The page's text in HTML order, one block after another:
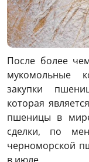
После более
мукомольные
закупки
которая
пшеницы в
сделки, по
черноморской